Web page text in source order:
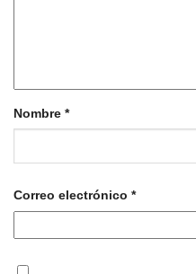
Nombre *
Correo electrónico *